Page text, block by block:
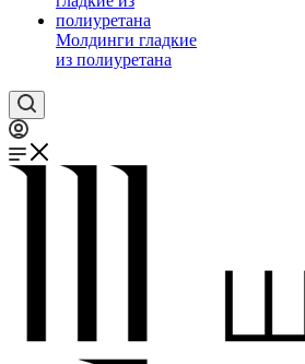
Молдинги гладкие
из полиуретана